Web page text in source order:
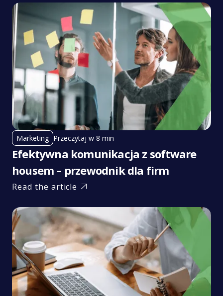
Marketing Przeczytaj w 8 min
Efektywna komunikacja z software
housem – przewodnik dla firm
Read the article 